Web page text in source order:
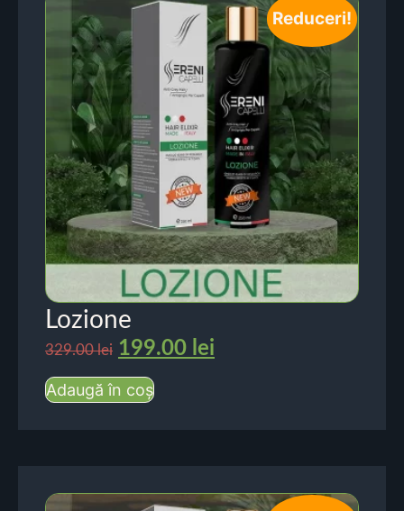
Reduceri!
Lozione
329.00lei 199.00 lei
Adaugă în coș